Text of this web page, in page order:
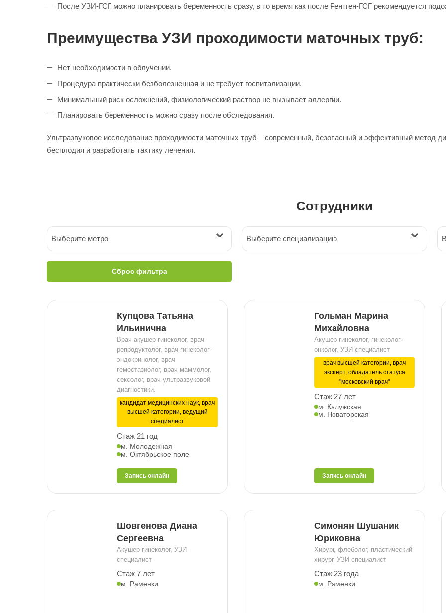
После УЗИ-ГСГ можно планировать беременность сразу, в то время как после Рентген-ГСГ рекомендуется
Преимущества УЗИ проходимости маточных труб:
Нет необходимости в облучении.
Процедура практически безболезненная и не требует госпитализации.
Минимальный риск осложнений, физиологический раствор не вызывает аллергии.
Планировать беременность можно сразу после обследования.
Ультразвуковое исследование проходимости маточных труб – современный, безопасный и эффективный метод
бесплодия и разработать тактику лечения.
Сотрудники
Выберите метро Выберите специализацию
Сброс фильтра
Купцова Татьяна
Ильинична
Врач акушер-гинеколог, врач
репродуктолог, врач гинеколог-
эндокринолог, врач
гемостазиолог, врач маммолог,
сексолог, врач ультразвуковой
диагностики.
кандидат медицинских наук, врач
высшей категории, ведущий
специалист
Стаж 21 год
м. Молодежная
м. Октябрьское поле
Запись онлайн
Гольман Марина
Михайловна
Акушер-гинеколог, гинеколог-
онколог, УЗИ-специалист
врач высшей категории, врач
эксперт, обладатель статуса
"московский врач"
Стаж 27 лет
м. Калужская
м. Новаторская
Запись онлайн
Шовгенова Диана
Сергеевна
Акушер-гинеколог, УЗИ-
специалист
Стаж 7 лет
м. Раменки
Симонян Шушаник
Юриковна
Хирург, флеболог, пластический
хирург, УЗИ-специалист
Стаж 23 года
м. Раменки